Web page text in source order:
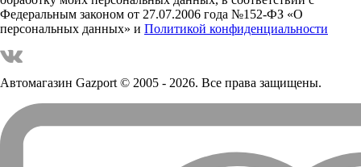
Федеральным законом от 27.07.2006 года №152-ФЗ «О
персональных данных» и Политикой конфиденциальности
Автомагазин Gazport© 2005 - 2026. Все права защищены.